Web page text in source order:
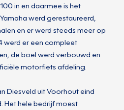
in en daarmee is het
werd gerestaureerd,
en er werd steeds meer op
werd er een compleet
de boel werd verbouwd en
motorfiets afdeling.
Diesveld uit Voorhout eind
Het hele bedrijf moest